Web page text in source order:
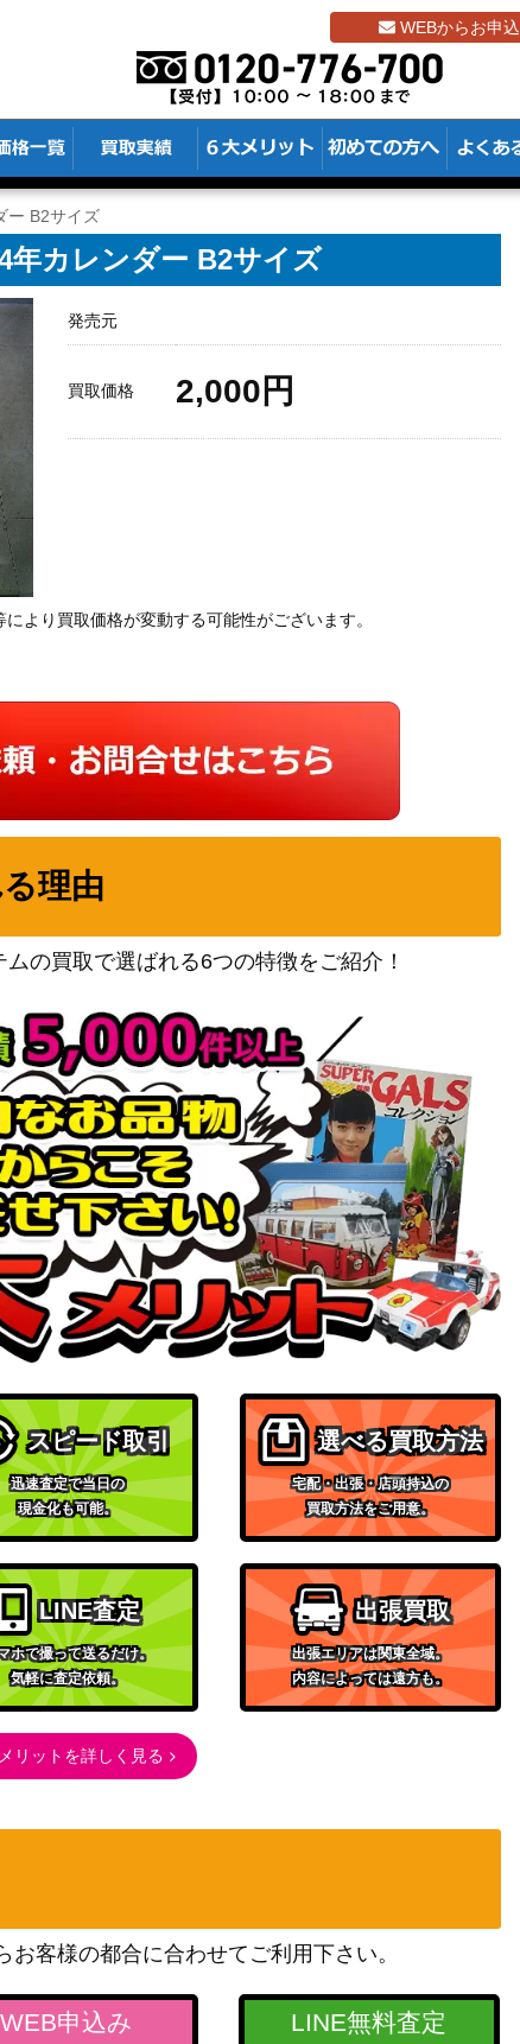
WEBからお申込
ー B2サイズ
年カレンダー B2サイズ
発売元
買取価格 2,000円
より買取価格が変動する可能性がございます。
理由
の買取で選ばれる6つの特徴をご紹介！
スピード取引
迅速査定で当日の
現金化も可能。
選べる買取方法
宅配・出張・店頭持込の
買取方法をご用意。
LINE査定
ホで撮って送るだけ。
気軽に査定依頼。
出張買取
出張エリアは関東全域。
内容によっては遠方も。
リットを詳しく見る
客様の都合に合わせてご利用下さい。
WEB申込み LINE無料査定